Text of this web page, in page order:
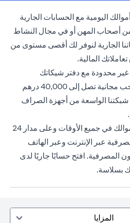
اليومية مع الحسابات الجارية
أصحاب المهن أو في مجال النشاط
الجارية لنوفر لك أقصى مستوى من
المالية.
محدودة مع دفتر شيكاتك
الشخصي وقم بعمليات سحب مجانية تصل إلى 40,000 درهم
الواسعة من أجهزة الصراف
ابق على اطلاع دائم على أموالك في جميع الأوقات وعلى مدار 24
عبر الإنترنت وعبر الهاتف
المصرفية. افتح حسابًا جاريًا لدى
بسلاسة.
المزايا